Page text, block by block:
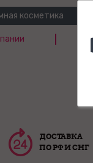
косметика
ДОСТАВКА
ПО РФ И СНГ